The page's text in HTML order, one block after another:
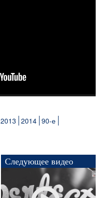
2013 2014 90-е
Следующее видео